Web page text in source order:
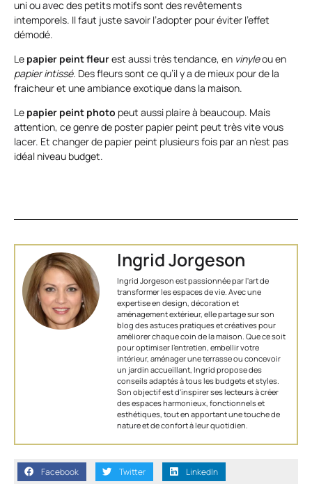
uni ou avec des petits motifs sont des revêtements
intemporels. Il faut juste savoir l’adopter pour éviter l’effet
démodé.
Le papier peint fleurest aussi très tendance, en vinyleou en
papier intissé. Des fleurs sont ce qu’il y a de mieux pour de la
fraicheur et une ambiance exotique dans la maison.
Le papier peint photo peut aussi plaire à beaucoup. Mais
attention, ce genre de poster papier peint peut très vite vous
lacer. Et changer de papier peint plusieurs fois par an n’est pas
idéal niveau budget.
Ingrid Jorgeson
Ingrid Jorgeson est passionnée par l'art de
transformer les espaces de vie. Avec une
expertise en design, décoration et
aménagement extérieur, elle partage sur son
blog des astuces pratiques et créatives pour
améliorer chaque coin de la maison. Que ce soit
pour optimiser l’entretien, embellir votre
intérieur, aménager une terrasse ou concevoir
un jardin accueillant, Ingrid propose des
conseils adaptés à tous les budgets et styles.
Son objectif est d'inspirer ses lecteurs à créer
des espaces harmonieux, fonctionnels et
esthétiques, tout en apportant une touche de
nature et de confort à leur quotidien.
Facebook Twitter LinkedIn